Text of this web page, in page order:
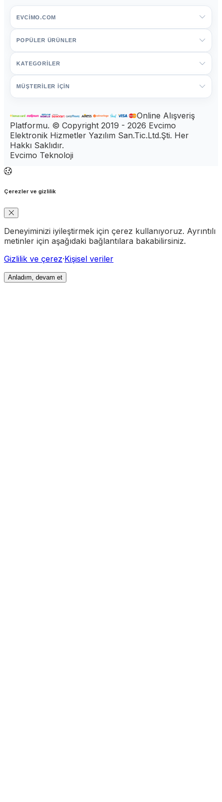
EVCIMO.COM
POPÜLER ÜRÜNLER
KATEGORİLER
MÜŞTERİLER İÇİN
Online Alışveriş
Platformu. © Copyright 2019 - 2026 Evcimo
Elektronik Hizmetler Yazılım San.Tic.Ltd.Şti. Her
Hakkı Saklıdır.
Evcimo Teknoloji
Çerezler ve gizlilik
Deneyiminizi iyileştirmek için çerez kullanıyoruz. Ayrıntılı
metinler için aşağıdaki bağlantılara bakabilirsiniz.
Gizlilik ve çerez·Kişisel veriler
Anladım, devam et